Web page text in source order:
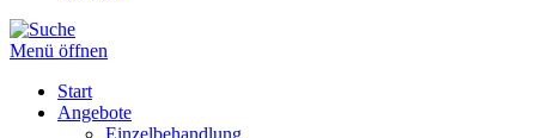
Menü öffnen
Start
Angebote
Einzelbehandlung